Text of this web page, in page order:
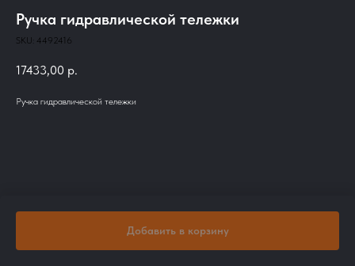
Ручка гидравлической тележки
SKU: 4492416
17433,00 р.
Добавить в корзину
Ручка гидравлической тележки